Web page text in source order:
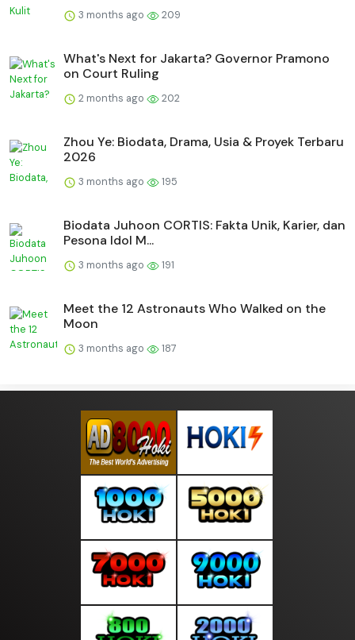
3 months ago 209
What's Next for Jakarta? Governor Pramono
on Court Ruling
2 months ago 202
Zhou Ye: Biodata, Drama, Usia & Proyek Terbaru
2026
3 months ago 195
Biodata Juhoon CORTIS: Fakta Unik, Karier, dan
Pesona Idol M...
3 months ago 191
Meet the 12 Astronauts Who Walked on the
Moon
3 months ago 187